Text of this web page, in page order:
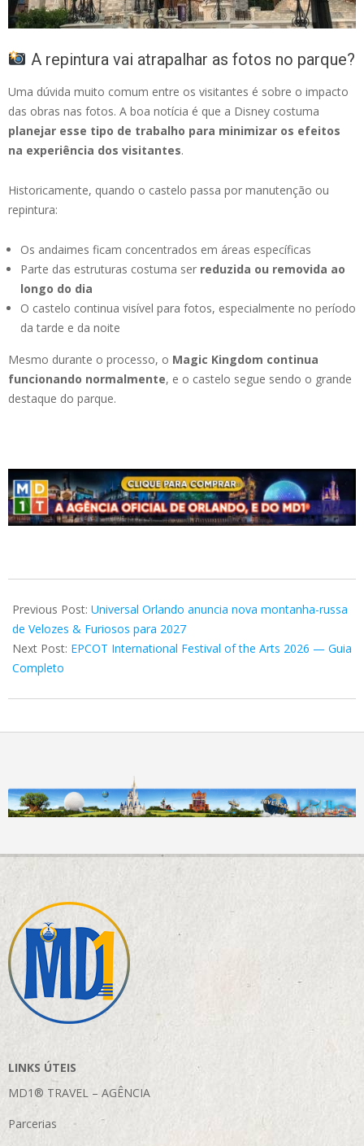
A repintura vai atrapalhar as fotos no parque?
Uma dúvida muito comum entre os visitantes é sobre o impacto
das obras nas fotos. A boa notícia é que a Disney costuma
planejar esse tipo de trabalho para minimizar os efeitos
na experiência dos visitantes.
Historicamente, quando o castelo passa por manutenção ou
repintura:
Os andaimes ficam concentrados em áreas específicas
Parte das estruturas costuma ser reduzida ou removida ao
longo do dia
O castelo continua visível para fotos, especialmente no período
da tarde e da noite
Mesmo durante o processo, o Magic Kingdom continua
funcionando normalmente, e o castelo segue sendo o grande
destaque do parque.
01-
22
Previous Post: Universal Orlando anuncia nova montanha-russa
de Velozes & Furiosos para 2027
Next Post: EPCOT International Festival of the Arts 2026 — Guia
Completo
LINKS ÚTEIS
MD1® TRAVEL – AGÊNCIA
Parcerias